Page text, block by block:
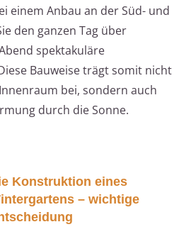
einem Anbau an der Süd- und
den ganzen Tag über
spektakuläre
Bauweise trägt somit nicht
bei, sondern auch
durch die Sonne.
Konstruktion eines
– wichtige